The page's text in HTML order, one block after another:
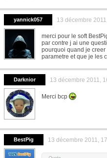
yannick057 13 décembre
merci pour le soft
par contre j ai une
pourquoi quand je
parametre et que je les
Darknior 13 décembre 2011,
Merci bcp
BestPig 13 décembre 2011,